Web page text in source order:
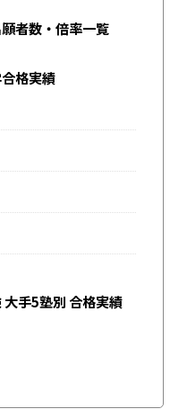
者数・倍率一覧
格実績
手5塾別 合格実績